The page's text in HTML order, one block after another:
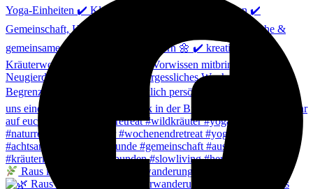
Raus in die Natur – Kräuterwanderung! Du weißt n